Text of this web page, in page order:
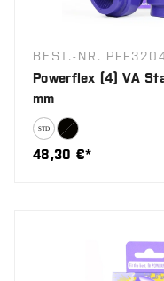
BEST.-NR.
Powerflex (4) VA
mm
48,30 €*